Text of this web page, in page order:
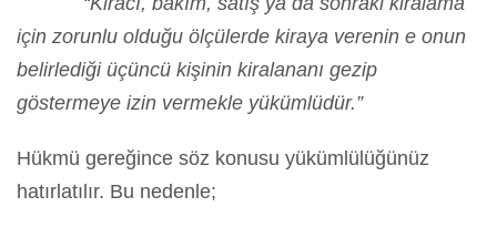
için zorunlu olduğu ölçülerde kiraya verenin e onun
belirlediği üçüncü kişinin kiralananı gezip
göstermeye izin vermekle yükümlüdür.”
Hükmü gereğince söz konusu yükümlülüğünüz
hatırlatılır. Bu nedenle;